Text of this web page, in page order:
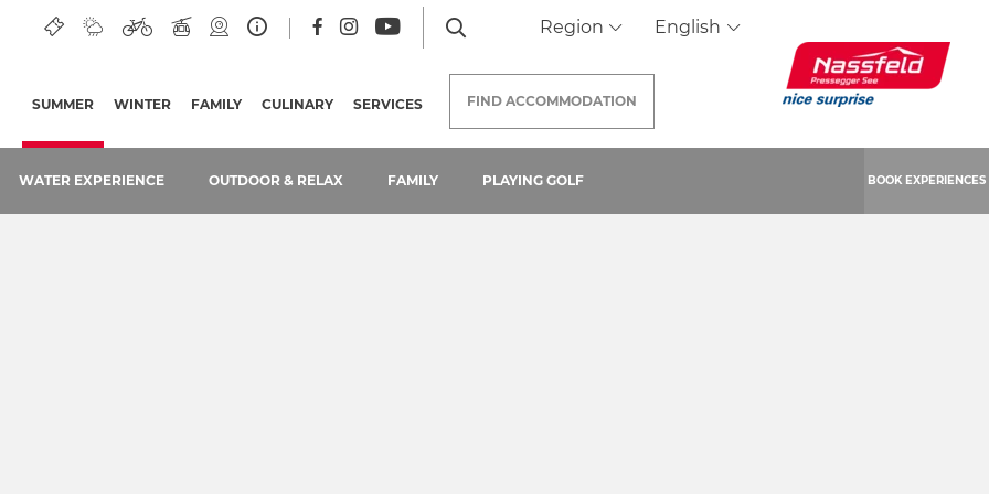
Region English
SUMMER (CURRENT PAGE)
WATER EXPERIENCE OUTDOOR & RELAX FAMILY PLAYING GOLF BOOK EXPERIENCES
WINTER FAMILY CULINARY SERVICES FINDACCOMMODATION